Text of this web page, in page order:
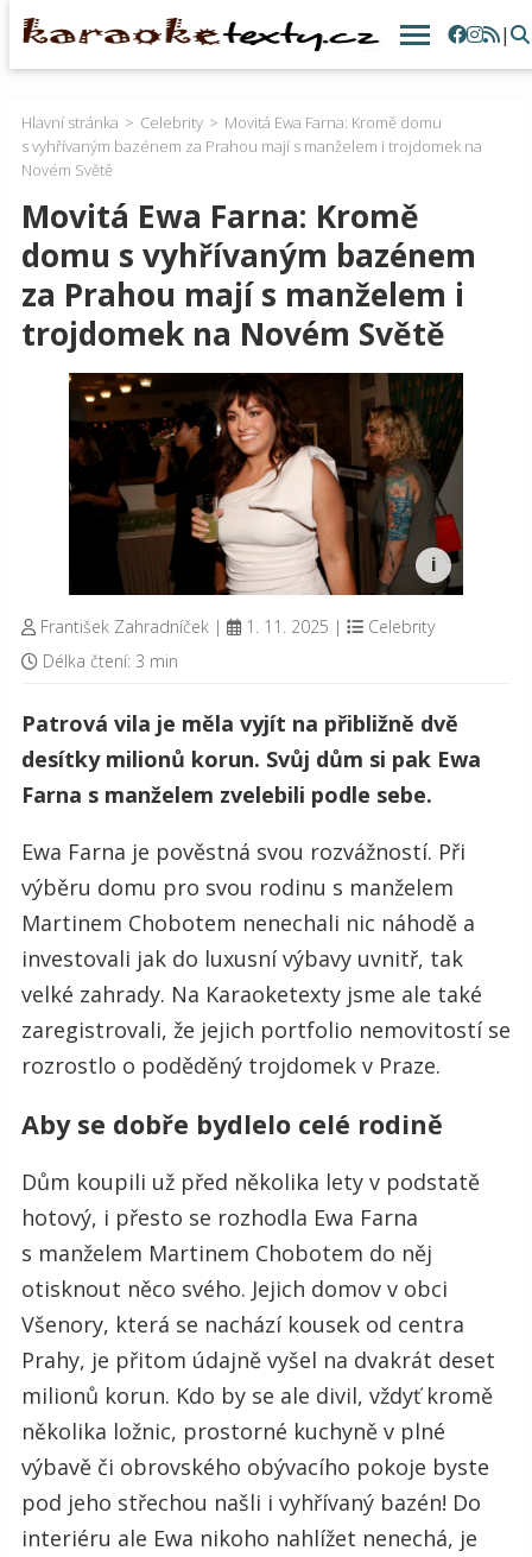
|
Hlavní stránka Celebrity
Movitá Ewa Farna: Kromě domu
s vyhřívaným bazénem za Prahou mají s manželem i trojdomek na
Novém Světě
Movitá Ewa Farna: Kromě
domu s vyhřívaným bazénem
za Prahou mají s manželem i
trojdomek na Novém Světě
František Zahradníček | 1. 11. 2025 |
Celebrity
Délka čtení: 3 min
Patrová vila je měla vyjít na přibližně dvě
desítky milionů korun. Svůj dům si pak Ewa
Farna s manželem zvelebili podle sebe.
Ewa Farna je pověstná svou rozvážností. Při
výběru domu pro svou rodinu s manželem
Martinem Chobotem nenechali nic náhodě a
investovali jak do luxusní výbavy uvnitř, tak
velké zahrady. Na Karaoketexty jsme ale také
zaregistrovali, že jejich portfolio nemovitostí se
rozrostlo o poděděný trojdomek v Praze.
Aby se dobře bydlelo celé rodině
Dům koupili už před několika lety v podstatě
hotový, i přesto se rozhodla Ewa Farna
s manželem Martinem Chobotem do něj
otisknout něco svého. Jejich domov v obci
Všenory, která se nachází kousek od centra
Prahy, je přitom údajně vyšel na dvakrát deset
milionů korun. Kdo by se ale divil, vždyť kromě
několika ložnic, prostorné kuchyně v plné
výbavě či obrovského obývacího pokoje byste
pod jeho střechou našli i vyhřívaný bazén! Do
interiéru ale Ewa nikoho nahlížet nenechá, je